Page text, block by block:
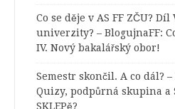
Co se děje v AS FF ZČU? Díl
univerzity? – BlogujnaFF:
IV. Nový bakalářský obor!
Semestr skončil. A co dál?
Quizy, podpůrná skupina a
SKLEPě?